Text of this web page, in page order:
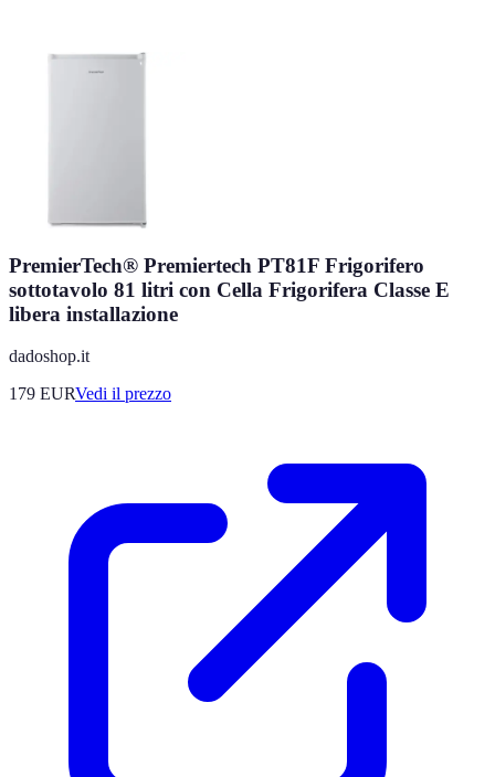
PremierTech® Premiertech PT81F Frigorifero
sottotavolo 81 litri con Cella Frigorifera Classe E
libera installazione
dadoshop.it
179 EURVedi il prezzo